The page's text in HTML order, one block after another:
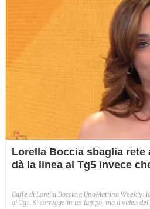
Lorella Boccia sbaglia rete
dà la linea al Tg5 invece
Gaffe di Lorella Boccia a UnoMattina Weekly:
al Tg1. Si corregge in un lampo, ma il video